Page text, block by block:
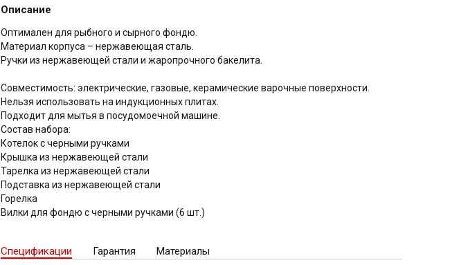
Описание
Оптимален для рыбного и сырного фондю.
Материал корпуса – нержавеющая сталь.
Ручки из нержавеющей стали и жаропрочного бакелита.
Совместимость: электрические, газовые, керамические варочные поверхности.
Нельзя использовать на индукционных плитах.
Подходит для мытья в посудомоечной машине.
Состав набора:
Котелок с черными ручками
Крышка из нержавеющей стали
Тарелка из нержавеющей стали
Подставка из нержавеющей стали
Горелка
Вилки для фондю с черными ручками (6 шт.)
Спецификации Гарантия Материалы